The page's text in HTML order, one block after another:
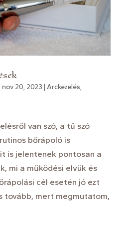
nov 20, 2023 | Arckezelés,
van szó, a tű szó
bőrápoló is
is jelentenek pontosan a
mi a működési elvük és
cél esetén jó ezt
tovább, mert megmutatom,